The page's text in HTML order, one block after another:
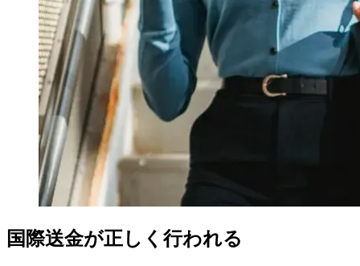
国際送金が正しく行われる